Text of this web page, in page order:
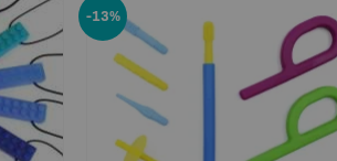
-13%